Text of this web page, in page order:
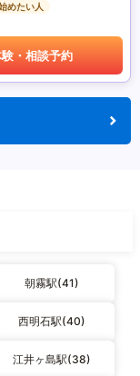
めたい人
・相談予約
朝霧駅(41)
西明石駅(40)
江井ヶ島駅(38)